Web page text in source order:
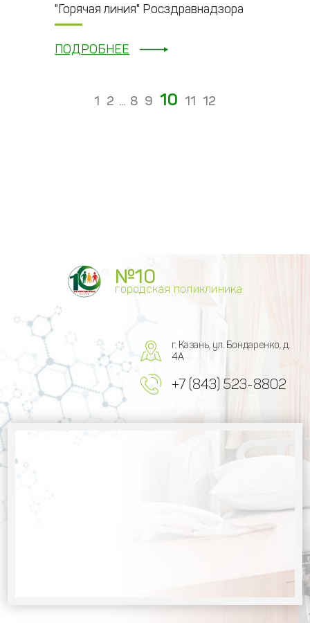
"Горячая линия" Росздравнадзора
ПОДРОБНЕЕ
1 2 ... 8 9 10 11 12
№10
городская поликлиника
г. Казань, ул. Бондаренко, д.
4А
+7 (843) 523-8802